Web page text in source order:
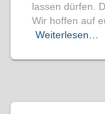
lassen dürfen.
Wir hoffen auf
Weiterlesen…